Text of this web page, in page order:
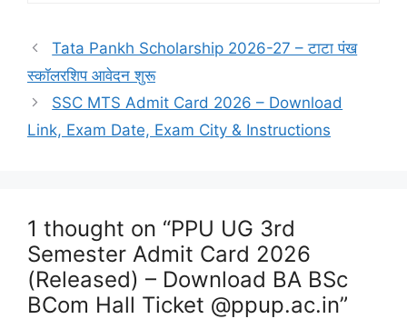
Tata Pankh Scholarship 2026-27 – टाटा पंख
स्कॉलरशिप आवेदन शुरू
SSC MTS Admit Card 2026 – Download
Link, Exam Date, Exam City & Instructions
1 thought on “PPU UG 3rd
Semester Admit Card 2026
(Released) – Download BA BSc
BCom Hall Ticket @ppup.ac.in”